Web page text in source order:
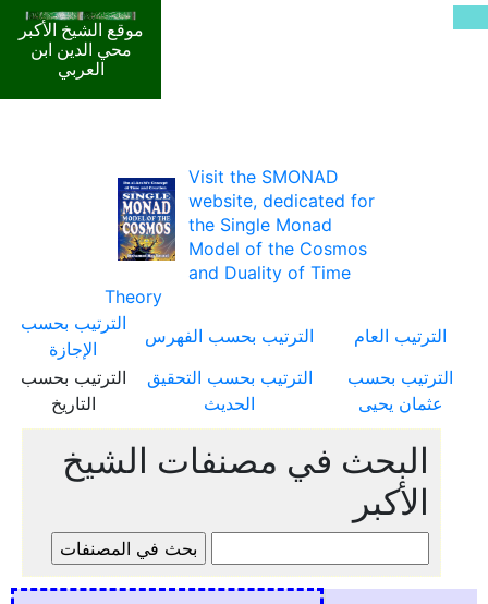
موقع الشيخ الأكبر
محي الدين ابن
العربي
Visit the SMONAD
website, dedicated for
the Single Monad
Model of the Cosmos
and Duality of Time
Theory
الترتيب العام
الترتيب بحسب الفهرس
الترتيب بحسب
الإجازة
الترتيب بحسب
عثمان يحيى
الترتيب بحسب التحقيق
الحديث
الترتيب بحسب
التاريخ
البحث في مصنفات الشيخ
الأكبر